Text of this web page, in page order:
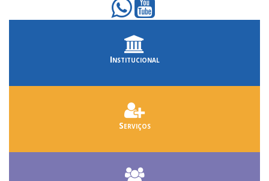
Institucional
Serviços